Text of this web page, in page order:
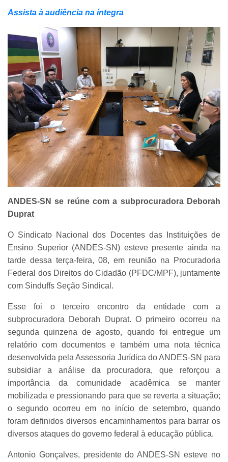
Assista à audiência na íntegra
ANDES-SN se reúne com a subprocuradora Deborah
Duprat
O Sindicato Nacional dos Docentes das Instituições de
Ensino Superior (ANDES-SN) esteve presente ainda na
tarde dessa terça-feira, 08, em reunião na Procuradoria
Federal dos Direitos do Cidadão (PFDC/MPF), juntamente
com Sinduffs Seção Sindical.
Esse foi o terceiro encontro da entidade com a
subprocuradora Deborah Duprat. O primeiro ocorreu na
segunda quinzena de agosto, quando foi entregue um
relatório com documentos e também uma nota técnica
desenvolvida pela Assessoria Jurídica do ANDES-SN para
subsidiar a análise da procuradora, que reforçou a
importância da comunidade acadêmica se manter
mobilizada e pressionando para que se reverta a situação;
o segundo ocorreu em no início de setembro, quando
foram definidos diversos encaminhamentos para barrar os
diversos ataques do governo federal à educação pública.
Antonio Gonçalves, presidente do ANDES-SN esteve no